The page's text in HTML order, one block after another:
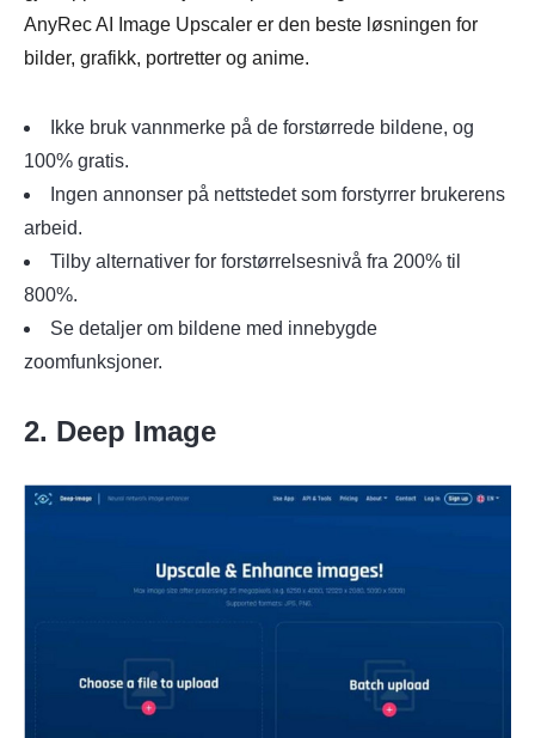
AnyRec AI Image Upscaler er den beste løsningen for
bilder, grafikk, portretter og anime.
Ikke bruk vannmerke på de forstørrede bildene, og
100% gratis.
Ingen annonser på nettstedet som forstyrrer brukerens
arbeid.
Tilby alternativer for forstørrelsesnivå fra 200% til
800%.
Se detaljer om bildene med innebygde
zoomfunksjoner.
2. Deep Image